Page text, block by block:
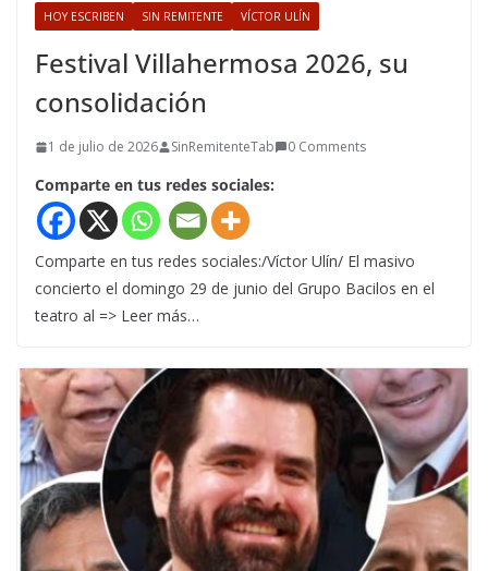
HOY ESCRIBEN SIN REMITENTE VÍCTOR ULÍN
Festival Villahermosa 2026, su
consolidación
1 de julio de 2026 SinRemitenteTab 0 Comments
Comparte en tus redes sociales:
Comparte en tus redes sociales:/Víctor Ulín/ El masivo
concierto el domingo 29 de junio del Grupo Bacilos en el
teatro al => Leer más…